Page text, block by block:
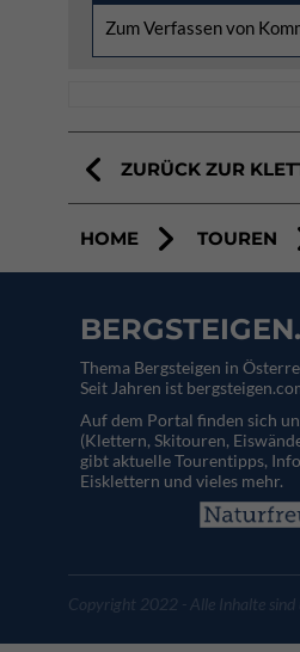
Zum Verfassen von
ZURÜCK ZUR
HOME TOUREN
Thema Bergsteigen in
Seit Jahren ist
Auf dem Portal finden sich
(Klettern, Skitouren,
gibt aktuelle Tourentipps,
Eisklettern und vieles mehr.
Copyright 2022 - Alle Inhalte sind